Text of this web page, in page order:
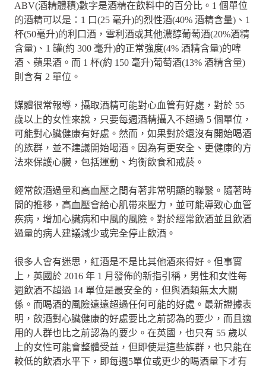
ABV(酒精體積)數字是酒精在飲料中的百分比。1 個單位
的酒精可以是：1 口(25 毫升)的烈性酒(40% 酒精含量)、1
杯(50毫升)的利口酒，雪利酒或其他濃醇葡萄酒(20%酒精
含量)、1 罐(約 300 毫升)的正常強度(4% 酒精含量)的啤
酒、蘋果酒。而 1 杯(約 150 毫升)葡萄酒(13% 酒精含量)
則含有 2 單位。
媒體很常報導，攝取酒精可能對心血管有好處，對於 55
歲以上的女性來說，只要每週酒精攝入不超過 5 個單位，
可能對心臟健康有好處。然而，如果對於還沒有開始喝酒
的族群，並不建議開始喝酒。因為有更安全、更健康的方
法來保護心臟，包括運動、均衡飲食和戒菸。
經常飲酒過量和高血壓之間有著非常明顯的聯繫。隨著時
間的推移，高血壓會給心肌帶來壓力，並可能導致心血管
疾病，增加心臟病和中風的風險。對於經常飲酒並且飲酒
過量的病人建議減少或完全停止飲酒。
很多人會有迷思，紅酒是不是比其他酒來得好。但事實
上，英國於 2016 年 1 月發佈的新指引稱，男性和女性每
週飲酒不超過 14 單位是最安全的，但與酒類無太大關
係。而喝酒的風險遠遠超過任何可能的好處。最新證據表
明，飲酒對心臟健康的好處要比之前認為的要少，而且適
用的人群也比之前認為的要少。在英國，也只有 55 歲以
上的女性可能會整體受益，但即使是這些族群，也只能在
較低的飲酒水平下，即每週5單位或更少的喝酒量下才有